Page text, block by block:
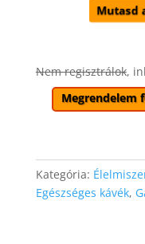
Mutasd
Nem regisztrálok,
Megrendelem
Kategória:
Egészséges kávék,